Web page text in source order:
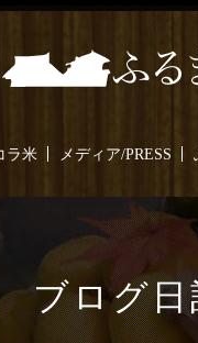
ラ米 メディア/PRESS
ブログ日